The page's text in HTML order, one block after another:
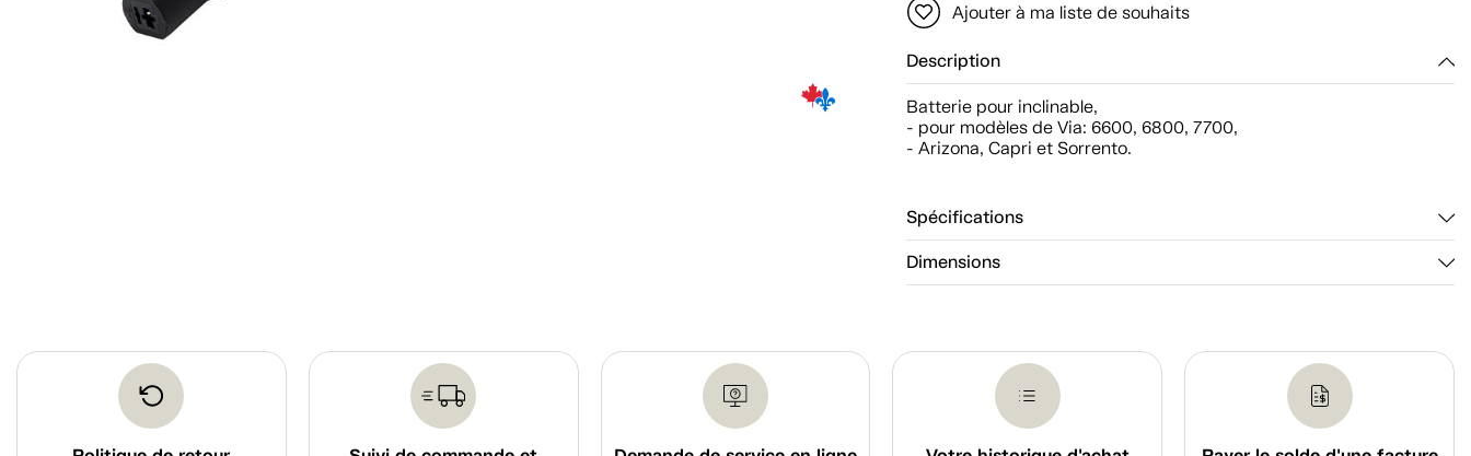
Ajouter à ma liste de souhaits
Description
Batterie pour inclinable,
- pour modèles de Via: 6600, 6800, 7700,
- Arizona, Capri et Sorrento.
Spécifications
Dimensions